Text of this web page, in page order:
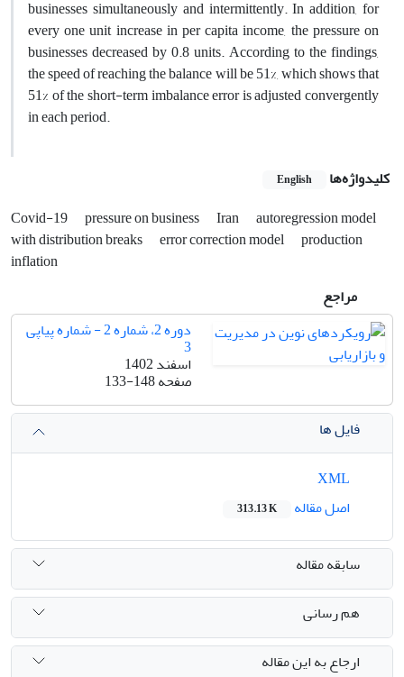
businesses simultaneously and intermittently. In addition, for
every one unit increase in per capita income, the pressure on
businesses decreased by 0.8 units. According to the findings,
the speed of reaching the balance will be 51%, which shows that
51% of the short-term imbalance error is adjusted convergently
in each period.
کلیدواژه‌ها English
Covid-19 pressure on business Iran
autoregression model
with distribution breaks
error correction model
production
inflation
مراجع
دوره 2، شماره 2 - شماره پیاپی
3
اسفند 1402
صفحه133-148
فایل ها
اصل مقاله
313.13 K
سابقه مقاله
هم رسانی
ارجاع به این مقاله